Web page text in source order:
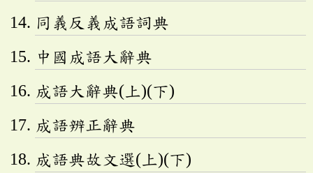
同義反義成語詞典
中國成語大辭典
成語大辭典(上)(下)
成語辨正辭典
成語典故文選(上)(下)